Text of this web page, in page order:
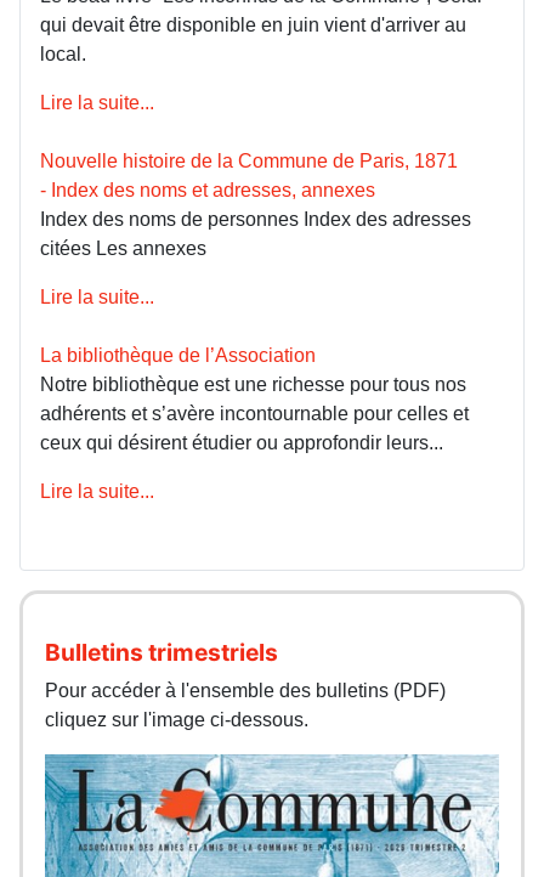
qui devait être disponible en juin vient d'arriver au
local.
Lire la suite...
Nouvelle histoire de la Commune de Paris, 1871
- Index des noms et adresses, annexes
Index des noms de personnes Index des adresses
citées Les annexes
Lire la suite...
La bibliothèque de l’Association
Notre bibliothèque est une richesse pour tous nos
adhérents et s’avère incontournable pour celles et
ceux qui désirent étudier ou approfondir leurs...
Lire la suite...
Bulletins trimestriels
Pour accéder à l'ensemble des bulletins (PDF)
cliquez sur l'image ci-dessous.